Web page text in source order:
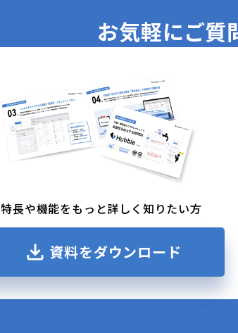
お気軽にご質
特長や機能をもっと詳しく知りたい方
資料をダウンロード